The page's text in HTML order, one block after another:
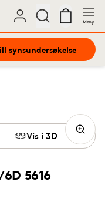
Meny
synsundersøkelse
5616
Vis i 3D